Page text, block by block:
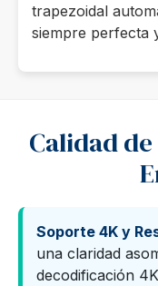
trapezoidal
siempre perfecta
Calidad
Soporte 4K y
una claridad
decodificación